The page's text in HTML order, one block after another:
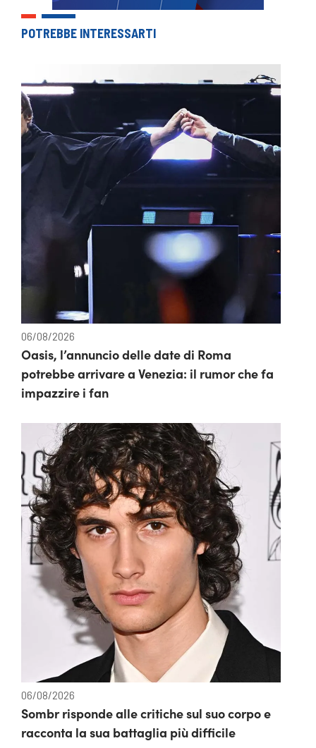
POTREBBE INTERESSARTI
06/08/2026
Oasis, l’annuncio delle date di Roma
potrebbe arrivare a Venezia: il rumor che fa
impazzire i fan
06/08/2026
Sombr risponde alle critiche sul suo corpo e
racconta la sua battaglia più difficile